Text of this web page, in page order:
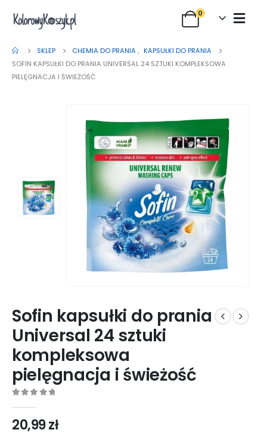
0
SKLEP CHEMIA DO PRANIA , KAPSUŁKI DO PRANIA
SOFIN KAPSUŁKI DO PRANIA UNIVERSAL 24 SZTUKI KOMPLEKSOWA
PIELĘGNACJA I ŚWIEŻOŚĆ
Sofin kapsułki do prania
Universal 24 sztuki
kompleksowa
pielęgnacja i świeżość
20,99zł